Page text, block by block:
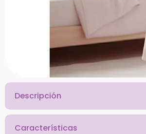
Descripción
Características